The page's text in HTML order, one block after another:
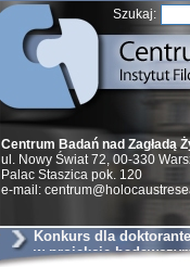
Szukaj:
Centrum Badań nad Zagładą
ul. Nowy Świat 72, 00-330
Palac Staszica pok. 120
e-mail:
Konkurs dla
w projekcie